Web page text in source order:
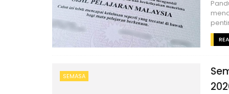
SEMASA